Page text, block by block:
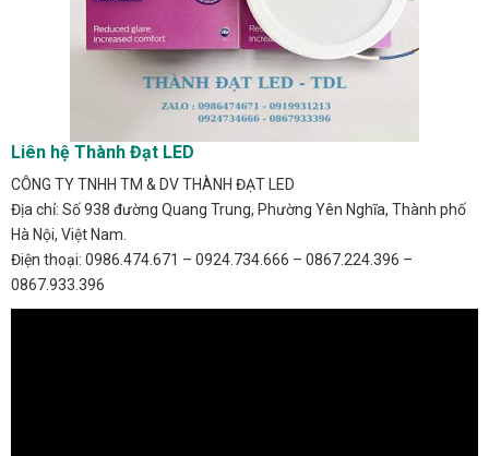
Liên hệ Thành Đạt LED
CÔNG TY TNHH TM & DV THÀNH ĐẠT LED
Địa chỉ: Số 938 đường Quang Trung, Phường Yên Nghĩa, Thành phố
Hà Nội, Việt Nam.
Điện thoại: 0986.474.671 – 0924.734.666 – 0867.224.396 –
0867.933.396